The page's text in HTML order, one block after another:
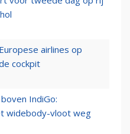
airlines op
cockpit
IndiGo:
widebody-vloot weg